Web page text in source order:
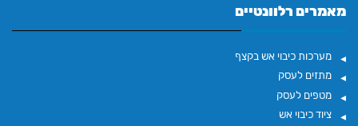
מאמרים רלוונטיים
מערכות כיבוי אש בקצף
מתזים לעסק
מטפים לעסק
ציוד כיבוי אש